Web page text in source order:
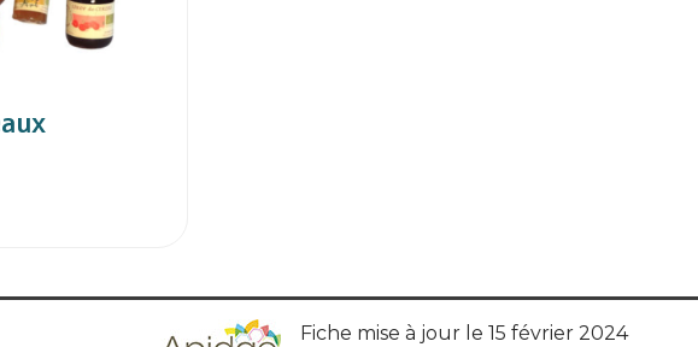
Fiche mise à jour le 15 février 2024